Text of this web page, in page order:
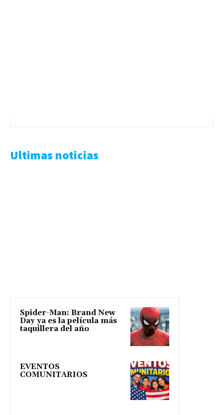
Ultimas noticias
Spider-Man: Brand New
Day ya es la película más
taquillera del año
EVENTOS
COMUNITARIOS